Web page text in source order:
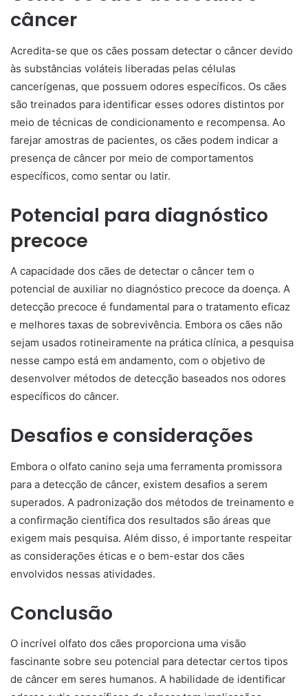
câncer
Acredita-se que os cães possam detectar o câncer devido
às substâncias voláteis liberadas pelas células
cancerígenas, que possuem odores específicos. Os cães
são treinados para identificar esses odores distintos por
meio de técnicas de condicionamento e recompensa. Ao
farejar amostras de pacientes, os cães podem indicar a
presença de câncer por meio de comportamentos
específicos, como sentar ou latir.
Potencial para diagnóstico
precoce
A capacidade dos cães de detectar o câncer tem o
potencial de auxiliar no diagnóstico precoce da doença. A
detecção precoce é fundamental para o tratamento eficaz
e melhores taxas de sobrevivência. Embora os cães não
sejam usados rotineiramente na prática clínica, a pesquisa
nesse campo está em andamento, com o objetivo de
desenvolver métodos de detecção baseados nos odores
específicos do câncer.
Desafios e considerações
Embora o olfato canino seja uma ferramenta promissora
para a detecção de câncer, existem desafios a serem
superados. A padronização dos métodos de treinamento e
a confirmação científica dos resultados são áreas que
exigem mais pesquisa. Além disso, é importante respeitar
as considerações éticas e o bem-estar dos cães
envolvidos nessas atividades.
Conclusão
O incrível olfato dos cães proporciona uma visão
fascinante sobre seu potencial para detectar certos tipos
de câncer em seres humanos. A habilidade de identificar